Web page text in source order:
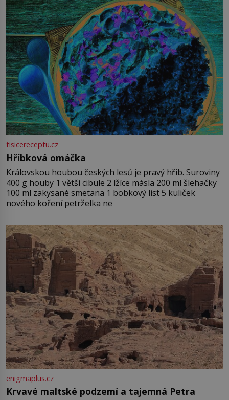
tisicereceptu.cz
Hříbková omáčka
Královskou houbou českých lesů je pravý hřib. Suroviny
400 g houby 1 větší cibule 2 lžíce másla 200 ml šlehačky
100 ml zakysané smetana 1 bobkový list 5 kuliček
nového koření petrželka ne
enigmaplus.cz
Krvavé maltské podzemí a tajemná Petra